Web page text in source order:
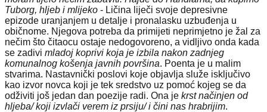
Tuborg, hljeb i mlijeko - Ličina liječi svoje depresivne
epizode uranjanjem u detalje i pronalasku uzbuđenja u
običnome. Njegova potreba da primijeti neprimjetno je žal za
nečim što čitaocu ostaje nedogovoreno, a vidljivo onda kada
se zadivi mladoj koprivi koja je izbila nakon zadnjeg
komunalnog košenja javnih površina. Poenta je u malim
stvarima. Nastavnički poslovi koje objavlja služe isključivo
kao izvor novca koji je tek sredstvo uz pomoć kojeg se da
odživiti još jedan dan poezije radi. Ona je krst načinjen od
hljeba/ koji izvlači verem iz prsiju/ i čini nas hrabrijim.